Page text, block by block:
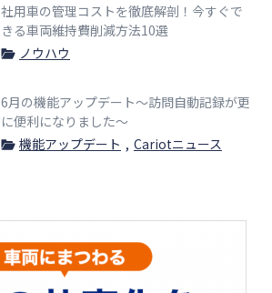
社用車の管理コストを徹底解剖！今すぐで
きる車両維持費削減方法10選
ノウハウ
6月の機能アップデート〜訪問自動記録が更
に便利になりました〜
機能アップデート
Cariotニュース